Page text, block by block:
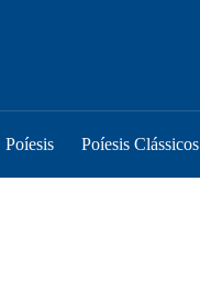
Poíesis Poíesis Clássicos